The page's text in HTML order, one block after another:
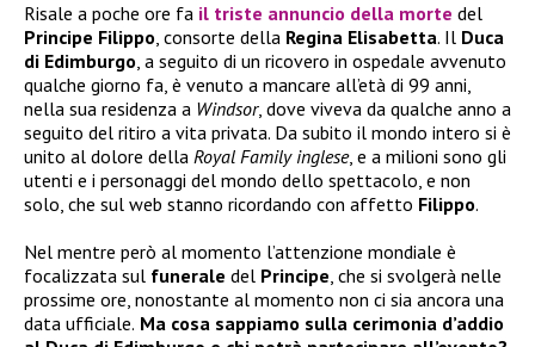
Risale a poche ore fa il triste annuncio della morte del
Principe Filippo, consorte della Regina Elisabetta. Il Duca
di Edimburgo, a seguito di un ricovero in ospedale avvenuto
qualche giorno fa, è venuto a mancare all’età di 99 anni,
nella sua residenza a Windsor, dove viveva da qualche anno a
seguito del ritiro a vita privata. Da subito il mondo intero si è
unito al dolore della Royal Family inglese, e a milioni sono gli
utenti e i personaggi del mondo dello spettacolo, e non
solo, che sul web stanno ricordando con affetto Filippo.
Nel mentre però al momento l’attenzione mondiale è
focalizzata sul funerale del Principe, che si svolgerà nelle
prossime ore, nonostante al momento non ci sia ancora una
data ufficiale. Ma cosa sappiamo sulla cerimonia d’addio